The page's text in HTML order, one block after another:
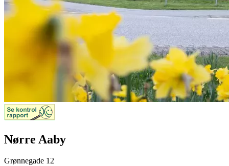
Nørre Aaby
Grønnegade 12